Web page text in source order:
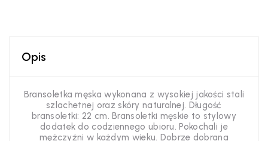
Opis
Bransoletka męska wykonana z wysokiej jakości stali
szlachetnej oraz skóry naturalnej. Długość
bransoletki: 22 cm. Bransoletki męskie to stylowy
dodatek do codziennego ubioru. Pokochali je
mężczyźni w każdym wieku. Dobrze dobrana